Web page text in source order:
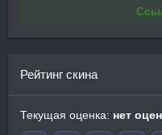
Рейтинг скина
Текущая оценка: нет